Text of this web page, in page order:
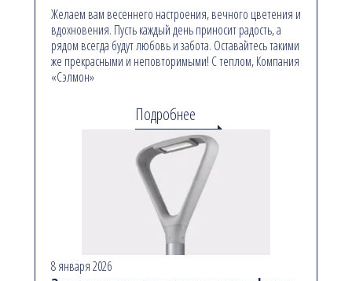
Желаем вам весеннего настроения, вечного цветения и
вдохновения. Пусть каждый день приносит радость, а
рядом всегда будут любовь и забота. Оставайтесь такими
же прекрасными и неповторимыми! С теплом, Компания
«Сэлмон»
Подробнее
8 января 2026